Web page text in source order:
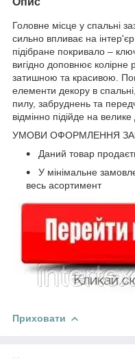
Головне місце у спальні
сильно впливає на
підібране покривало –
вигідно доповнює колірне
затишною та красивою.
елементи декору в
пилу, забруднень та
відмінно підійде на
УМОВИ ОФОРМЛЕННЯ
Даний товар
У мінімальне
весь асортимент
Приховати